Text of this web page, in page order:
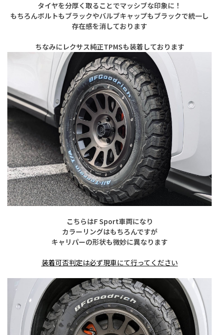
タイヤを分厚く取ることでマッシブな印象に！
もちろんボルトもブラックやバルブキャップもブラックで統一し
存在感を消しております
ちなみにレクサス純正TPMSも装着しております
こちらはF Sport車両になり
カラーリングはもちろんですが
キャリパーの形状も微妙に異なります
装着可否判定は必ず現車にて行ってください